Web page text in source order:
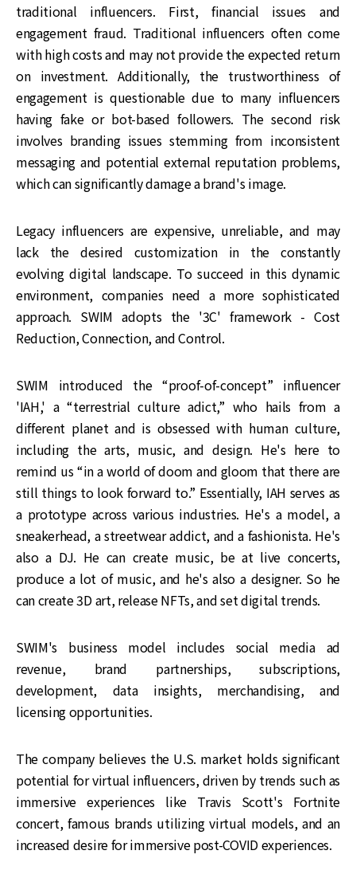
traditional influencers. First, financial issues and
engagement fraud. Traditional influencers often come
with high costs and may not provide the expected return
on investment. Additionally, the trustworthiness of
engagement is questionable due to many influencers
having fake or bot-based followers. The second risk
involves branding issues stemming from inconsistent
messaging and potential external reputation problems,
which can significantly damage a brand's image.
Legacy influencers are expensive, unreliable, and may
lack the desired customization in the constantly
evolving digital landscape. To succeed in this dynamic
environment, companies need a more sophisticated
approach. SWIM adopts the '3C' framework - Cost
Reduction, Connection, and Control.
SWIM introduced the “proof-of-concept” influencer
'IAH,' a “terrestrial culture adict,” who hails from a
different planet and is obsessed with human culture,
including the arts, music, and design. He's here to
remind us “in a world of doom and gloom that there are
still things to look forward to.” Essentially, IAH serves as
a prototype across various industries. He's a model, a
sneakerhead, a streetwear addict, and a fashionista. He's
also a DJ. He can create music, be at live concerts,
produce a lot of music, and he's also a designer. So he
can create 3D art, release NFTs, and set digital trends.
SWIM's business model includes social media ad
revenue, brand partnerships, subscriptions,
development, data insights, merchandising, and
licensing opportunities.
The company believes the U.S. market holds significant
potential for virtual influencers, driven by trends such as
immersive experiences like Travis Scott's Fortnite
concert, famous brands utilizing virtual models, and an
increased desire for immersive post-COVID experiences.